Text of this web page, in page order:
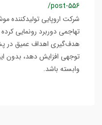
/post-556
تهاجمی دوربرد رونمایی
هدف‌گیری اهداف عمیق در
توجهی افزایش دهد، بدون
وابسته باشد.